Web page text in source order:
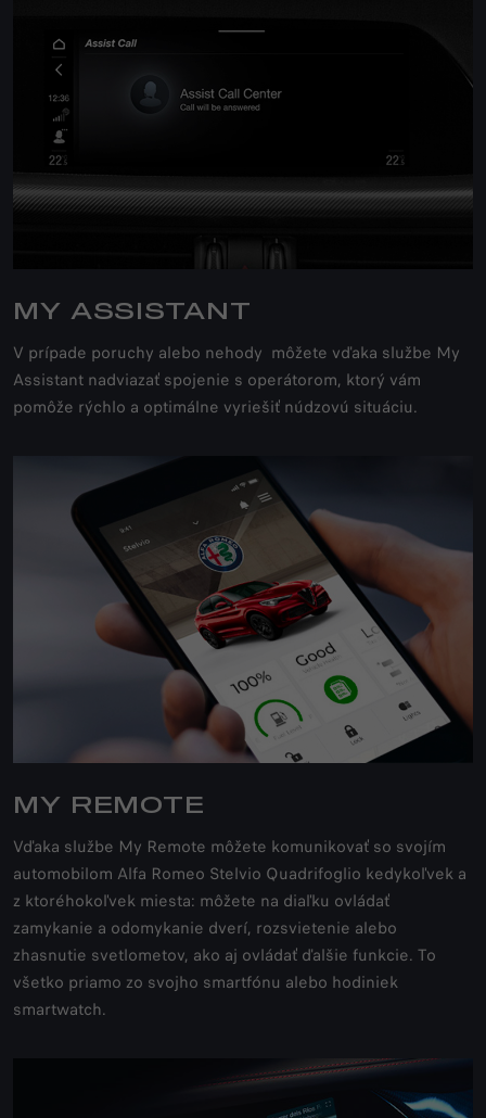
MY ASSISTANT
V prípade poruchy alebo nehody môžete vďaka službe My
Assistant nadviazať spojenie s operátorom, ktorý vám
pomôže rýchlo a optimálne vyriešiť núdzovú situáciu.
MY REMOTE
Vďaka službe My Remote môžete komunikovať so svojím
automobilom Alfa Romeo Stelvio Quadrifoglio kedykoľvek a
z ktoréhokoľvek miesta: môžete na diaľku ovládať
zamykanie a odomykanie dverí, rozsvietenie alebo
zhasnutie svetlometov, ako aj ovládať ďalšie funkcie. To
všetko priamo zo svojho smartfónu alebo hodiniek
smartwatch.